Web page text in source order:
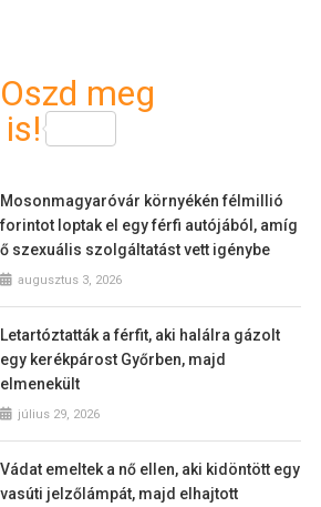
meg
Mosonmagyaróvár környékén félmillió
forintot loptak el egy férfi autójából, amíg
ő szexuális szolgáltatást vett igénybe
augusztus 3, 2026
Letartóztatták a férfit, aki halálra gázolt
egy kerékpárost Győrben, majd
elmenekült
július 29, 2026
Vádat emeltek a nő ellen, aki kidöntött egy
vasúti jelzőlámpát, majd elhajtott